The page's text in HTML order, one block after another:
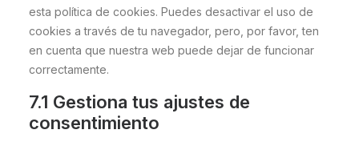
esta política de cookies. Puedes desactivar el uso de
cookies a través de tu navegador, pero, por favor, ten
en cuenta que nuestra web puede dejar de funcionar
correctamente.
7.1 Gestiona tus ajustes de
consentimiento